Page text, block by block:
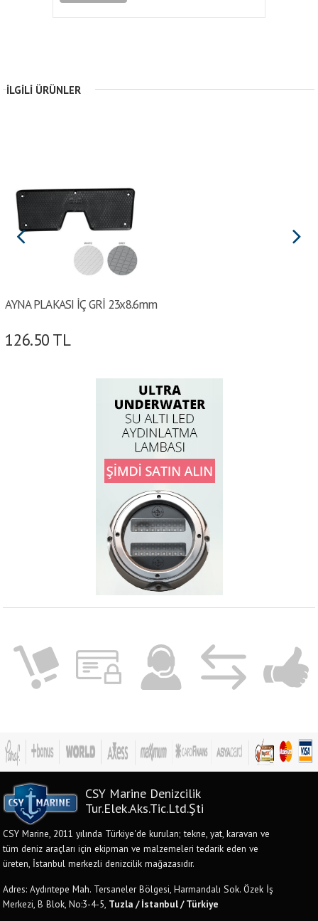
İLGILI ÜRÜNLER
AYNA PLAKASI İÇ GRİ 23x8.6mm
126.50 TL
CSY Marine Denizcilik
Tur.Elek.Aks.Tic.Ltd.Şti
CSY Marine, 2011 yılında Türkiye'de kurulan; tekne, yat, karavan ve
tüm deniz araçları için ekipman ve malzemeleri tedarik eden ve
üreten, İstanbul merkezli denizcilik mağazasıdır.
Adres: Aydıntepe Mah. Tersaneler Bölgesi, Harmandalı Sok. Özek İş
Merkezi, B Blok, No:3-4-5, Tuzla / İstanbul / Türkiye